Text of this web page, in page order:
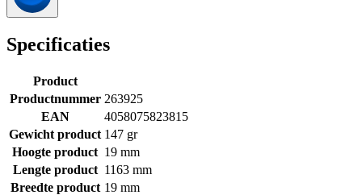
Specificaties
Product
Productnummer 263925
EAN
4058075823815
Gewicht product 147 gr
Hoogte product 19 mm
Lengte product 1163 mm
Breedte product 19 mm